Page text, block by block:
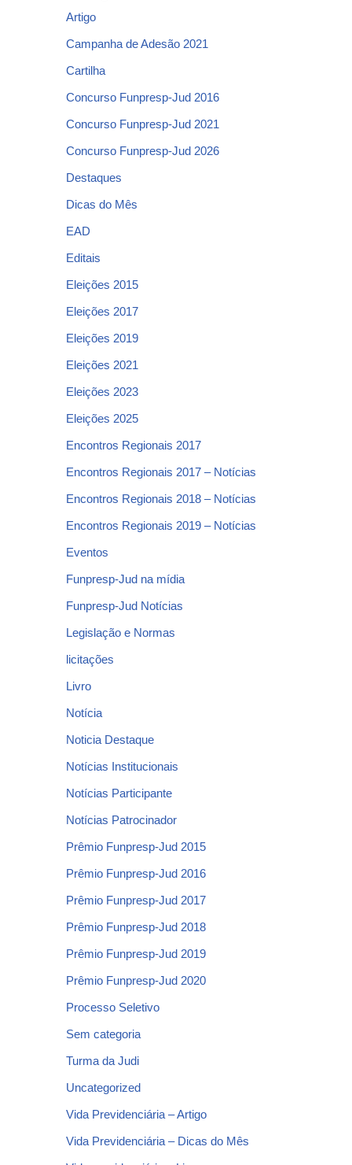
Artigo
Campanha de Adesão 2021
Cartilha
Concurso Funpresp-Jud 2016
Concurso Funpresp-Jud 2021
Concurso Funpresp-Jud 2026
Destaques
Dicas do Mês
EAD
Editais
Eleições 2015
Eleições 2017
Eleições 2019
Eleições 2021
Eleições 2023
Eleições 2025
Encontros Regionais 2017
Encontros Regionais 2017 – Notícias
Encontros Regionais 2018 – Notícias
Encontros Regionais 2019 – Notícias
Eventos
Funpresp-Jud na mídia
Funpresp-Jud Notícias
Legislação e Normas
licitações
Livro
Notícia
Noticia Destaque
Notícias Institucionais
Notícias Participante
Notícias Patrocinador
Prêmio Funpresp-Jud 2015
Prêmio Funpresp-Jud 2016
Prêmio Funpresp-Jud 2017
Prêmio Funpresp-Jud 2018
Prêmio Funpresp-Jud 2019
Prêmio Funpresp-Jud 2020
Processo Seletivo
Sem categoria
Turma da Judi
Uncategorized
Vida Previdenciária – Artigo
Vida Previdenciária – Dicas do Mês